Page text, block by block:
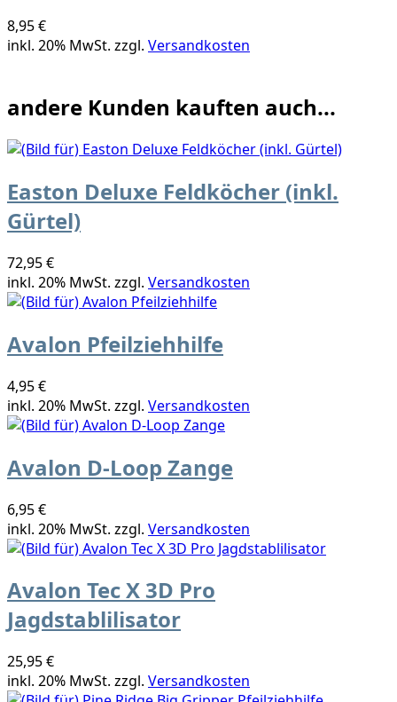
8,95 €
inkl. 20% MwSt. zzgl. Versandkosten
andere Kunden kauften auch...
Easton Deluxe Feldköcher (inkl.
Gürtel)
72,95 €
inkl. 20% MwSt. zzgl. Versandkosten
Avalon Pfeilziehhilfe
4,95 €
inkl. 20% MwSt. zzgl. Versandkosten
Avalon D-Loop Zange
6,95 €
inkl. 20% MwSt. zzgl. Versandkosten
Avalon Tec X 3D Pro
Jagdstablilisator
25,95 €
inkl. 20% MwSt. zzgl. Versandkosten